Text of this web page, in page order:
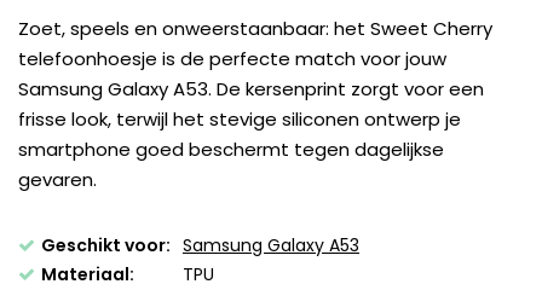
Zoet, speels en onweerstaanbaar: het Sweet Cherry
telefoonhoesje is de perfecte match voor jouw
Samsung Galaxy A53. De kersenprint zorgt voor een
frisse look, terwijl het stevige siliconen ontwerp je
smartphone goed beschermt tegen dagelijkse
gevaren.
Geschikt voor: Samsung Galaxy A53
Materiaal:
TPU